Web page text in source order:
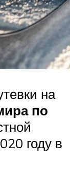
на
по
году в